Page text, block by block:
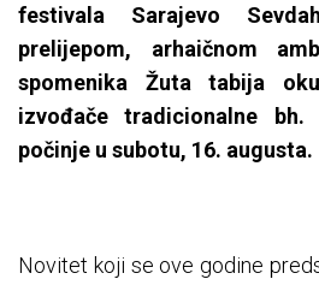
festivala Sarajevo
prelijepom, arhaičnom
spomenika Žuta tabija
izvođače tradicionalne bh.
počinje u subotu, 16. augusta.
Novitet koji se ove godine